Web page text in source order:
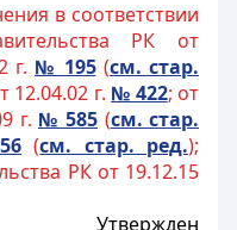
в соответствии
РК от
г. № 195(см. стар.
12.04.02 г. № 422; от
г. № 585 (см. стар.
(см. стар. ред.);
РК от 19.12.15
Утвержден